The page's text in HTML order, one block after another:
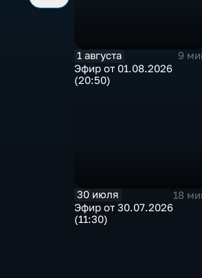
1 августа
9
Эфир от 01.08.2026
(20:50)
30 июля
18
Эфир от 30.07.2026
(11:30)